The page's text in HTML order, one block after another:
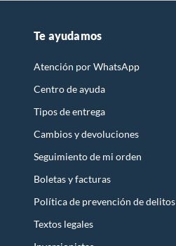
Te ayudamos
Atención por WhatsApp
Centro de ayuda
Tipos de entrega
Cambios y devoluciones
Seguimiento de mi orden
Boletas y facturas
Política de prevención de delitos
Textos legales